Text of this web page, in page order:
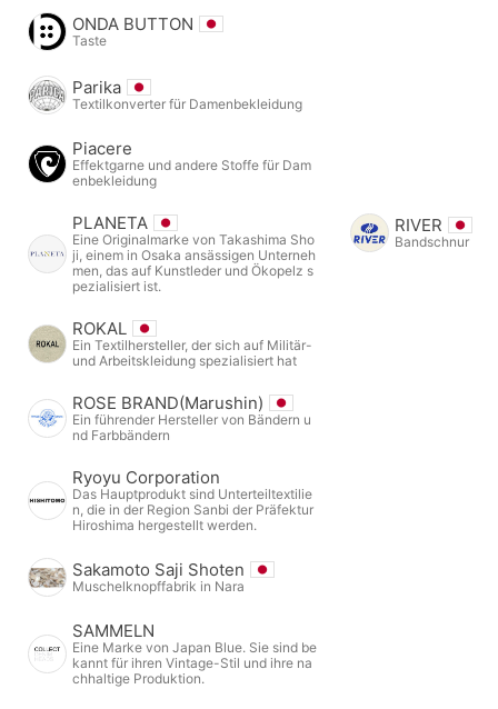
ONDA BUTTON
Taste
Parika
Textilkonverter für Damenbekleidung
Piacere
Effektgarne und andere Stoffe für Dam
enbekleidung
PLANETA
Eine Originalmarke von Takashima Sho
ji, einem in Osaka ansässigen Unterneh
men, das auf Kunstleder und Ökopelz s
pezialisiert ist.
RIVER
Bandschnur
ROKAL
Ein Textilhersteller, der sich auf Militär-
und Arbeitskleidung spezialisiert hat
ROSE BRAND(Marushin)
Ein führender Hersteller von Bändern u
nd Farbbändern
Ryoyu Corporation
Das Hauptprodukt sind Unterteiltextilie
n, die in der Region Sanbi der Präfektur
Hiroshima hergestellt werden.
Sakamoto Saji Shoten
Muschelknopffabrik in Nara
SAMMELN
Eine Marke von Japan Blue. Sie sind be
kannt für ihren Vintage-Stil und ihre na
chhaltige Produktion.